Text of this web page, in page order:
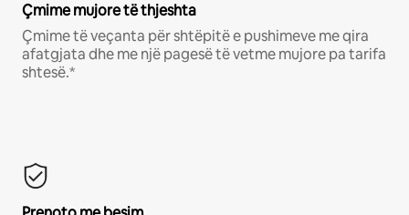
Çmime mujore të thjeshta
Çmime të veçanta për shtëpitë e pushimeve me qira
afatgjata dhe me një pagesë të vetme mujore pa tarifa
shtesë.*